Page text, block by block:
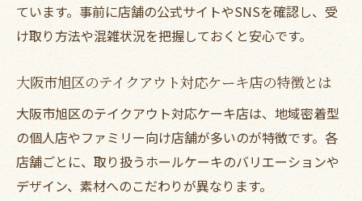
テイクアウトホールケーキで重視すべきポ
イント
テイクアウトホールケーキが記念日に選ば
れる理由
持ち帰りで特別な日を彩るケーキの魅力を
解説
急な誕生日にも対応できるテイクアウト活
ています。事前に店舗の公式サイトやSNSを確認し、受
け取り方法や混雑状況を把握しておくと安心です。
大阪市旭区のテイクアウト対応ケーキ店の特徴とは
大阪市旭区のテイクアウト対応ケーキ店は、地域密着型
の個人店やファミリー向け店舗が多いのが特徴です。各
店舗ごとに、取り扱うホールケーキのバリエーションや
デザイン、素材へのこだわりが異なります。